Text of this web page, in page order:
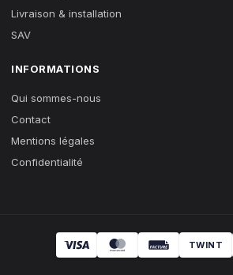
Livraison & installation
SAV
INFORMATIONS
Qui sommes-nous
Contact
Mentions légales
Confidentialité
TWINT